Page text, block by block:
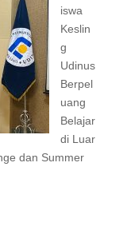
iswa
Keslin
g
Udinus
Berpel
uang
Belajar
di Luar
dan Summer